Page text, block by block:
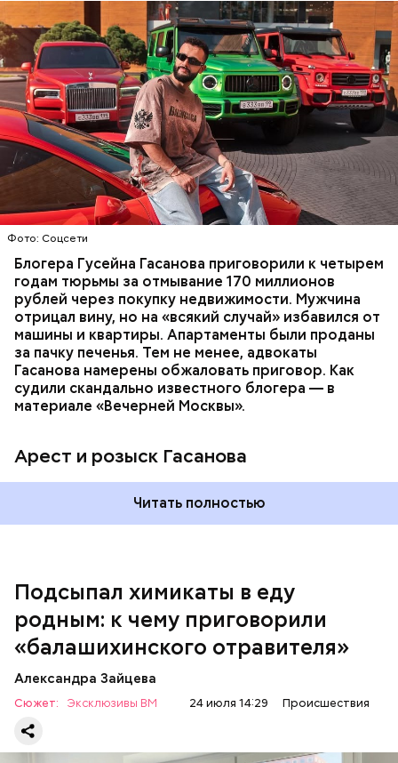
Фото: Соцсети
Блогера Гусейна Гасанова приговорили к четырем
годам тюрьмы за отмывание 170 миллионов
рублей через покупку недвижимости. Мужчина
отрицал вину, но на «всякий случай» избавился от
машины и квартиры. Апартаменты были проданы
за пачку печенья. Тем не менее, адвокаты
Гасанова намерены обжаловать приговор. Как
судили скандально известного блогера — в
материале «Вечерней Москвы».
Арест и розыск Гасанова
В мае 2025 года МВД РФ объявило в
международный розыскблогера Гусейна Гасанова.
В его отношении возбудили уголовное дело о
неуплате налогов и легализации преступных
доходов в особо крупном размере. В тот же день
мужчину заочно арестовали.
Фото: База розыска МВД РФ
Читать полностью
НАЛОГИ ПОИСК ЛЮДЕЙ ДЕНЬГИ
МВД
ГАСАН ГУСЕЙНОВ
Подсыпал химикаты в еду
родным: к чему приговорили
«балашихинского отравителя»
Александра Зайцева
Сюжет: Эксклюзивы ВМ 24 июля 14:29 Происшествия
Play
Video
Началось расследование. В квартире потерпевших
Также отравленную пищу ела его младшая сестра.
Молодого человека задержали. На первом же
допросе он признался, что планировал отравить
только отчима. Тогда следователи посчитали, что
мотивом преступления была квартира родителей,
которая в случае их смерти перешла бы сыну. Но
спустя несколько дней Миссюра заявил, что ранее
уже травил других людей.